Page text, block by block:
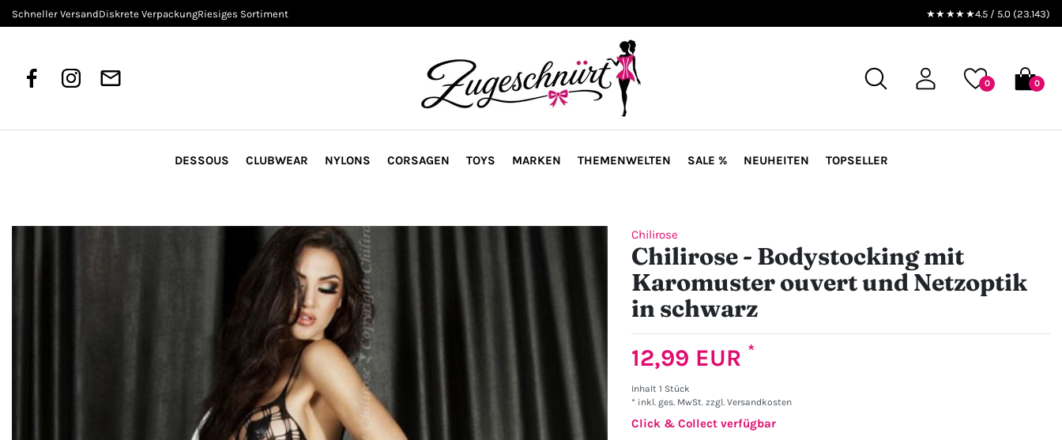
Schneller VersandDiskrete VerpackungRiesiges Sortiment ★★★★★4.5 / 5.0 (23.143)
0 0
DESSOUS CLUBWEAR NYLONS CORSAGEN TOYS MARKEN THEMENWELTEN SALE % NEUHEITEN TOPSELLER
Chilirose
Chilirose - Bodystocking mit
Karomuster ouvert und Netzoptik
in schwarz
12,99 EUR *
Inhalt 1 Stück
* inkl. ges. MwSt. zzgl. Versandkosten
Click & Collect verfügbar